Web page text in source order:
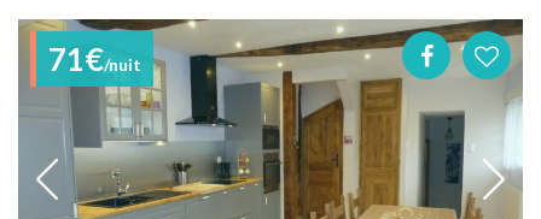
71€/nuit